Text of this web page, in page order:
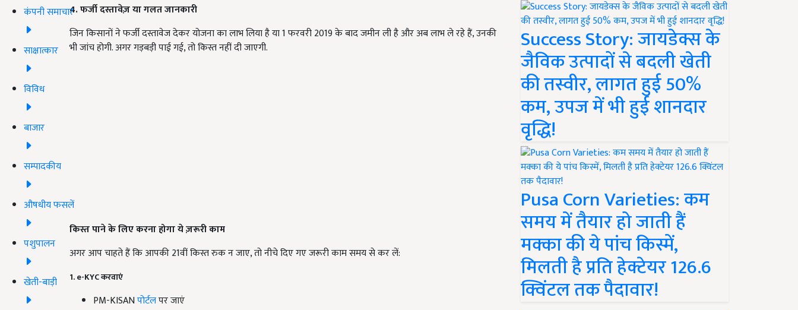
कंपनी समाचार
साक्षात्कार
विविध
बाजार
सम्पादकीय
औषधीय फसलें
पशुपालन
खेती-बाड़ी
4. फर्जी दस्तावेज़ या गलत जानकारी
जिन किसानों ने फर्जी दस्तावेज देकर योजना का लाभ लिया है या 1 फरवरी 2019 के बाद जमीन ली है और अब लाभ ले रहे हैं, उनकी
भी जांच होगी. अगर गड़बड़ी पाई गई, तो किस्त नहीं दी जाएगी.
किस्त पाने के लिए करना होगा ये ज़रूरी काम
अगर आप चाहते हैं कि आपकी 21वीं किस्त रुक न जाए, तो नीचे दिए गए जरूरी काम समय से कर लें:
1. e-KYCकरवाएं
PM-KISANपोर्टलपर जाएं
Success Story: जायडेक्स के
जैविक उत्पादों से बदली खेती
की तस्वीर, लागत हुई 50%
कम, उपज में भी हुई शानदार
वृद्धि!
Pusa Corn Varieties: कम
समय में तैयार हो जाती हैं
मक्का की ये पांच किस्में,
मिलती है प्रति हेक्टेयर 126.6
क्विंटल तक पैदावार!